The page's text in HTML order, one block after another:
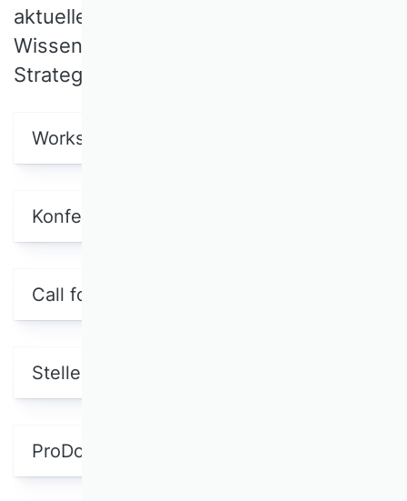
aktuellen Veranstaltungen der
Wissenschaftlichen Kommission
Strategisches Management:
Workshops/Fellowships
Konferenzen
Call for Papers
Stellenausschreibungen
ProDok-Kurse für 2026